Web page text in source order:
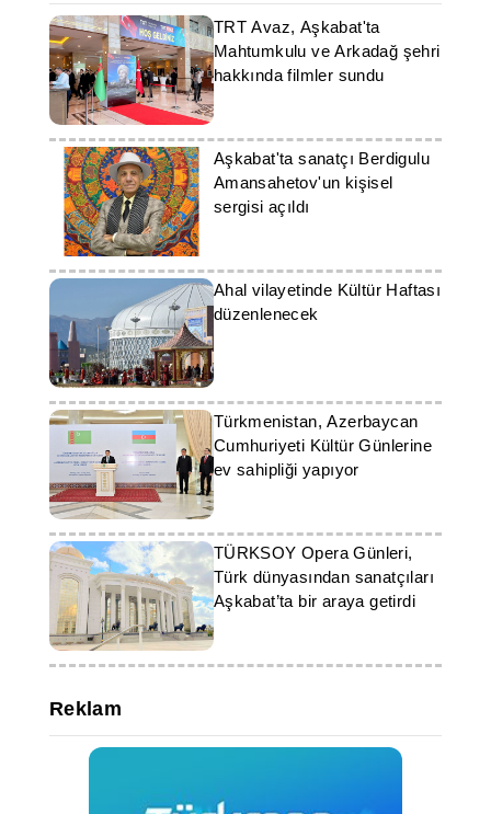
TRT Avaz, Aşkabat'ta
Mahtumkulu ve Arkadağ şehri
hakkında filmler sundu
Aşkabat'ta sanatçı Berdigulu
Amansahetov'un kişisel
sergisi açıldı
Ahal vilayetinde Kültür Haftası
düzenlenecek
Türkmenistan, Azerbaycan
Cumhuriyeti Kültür Günlerine
ev sahipliği yapıyor
TÜRKSOY Opera Günleri,
Türk dünyasından sanatçıları
Aşkabat’ta bir araya getirdi
Reklam